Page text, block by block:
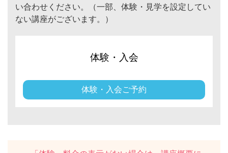
い合わせください。（一部、体験・見学を設定してい
ない講座がございます。）
体験・入会
体験・入会ご予約